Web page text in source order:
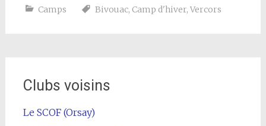
Camps Bivouac, Camp d'hiver, Vercors
Clubs voisins
Le SCOF (Orsay)